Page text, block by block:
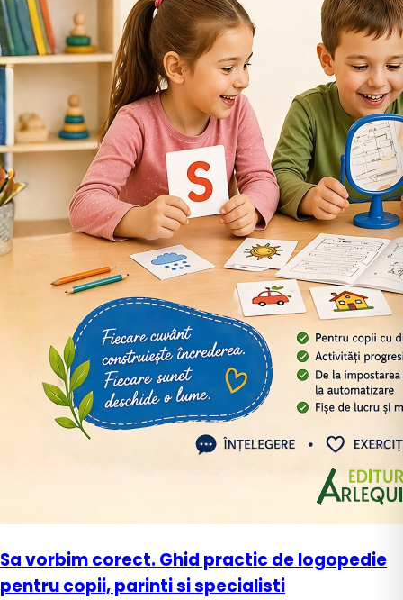
Sa vorbim corect. Ghid practic de logopedie
pentru copii, parinti si specialisti